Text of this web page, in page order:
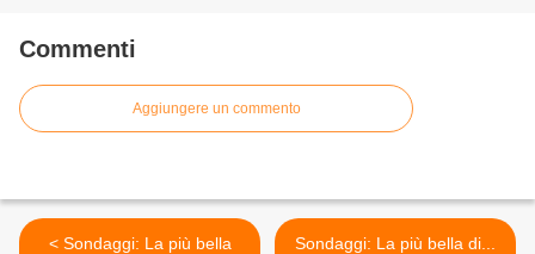
Commenti
Aggiungere un commento
< Sondaggi: La più bella
Sondaggi: La più bella di...